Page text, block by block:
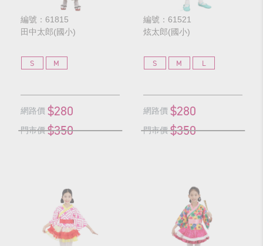
編號：61815
田中太郎(國小)
S M
網路價 $280
門市價 $350
編號：61521
炫太郎(國小)
S M L
網路價 $280
門市價 $350